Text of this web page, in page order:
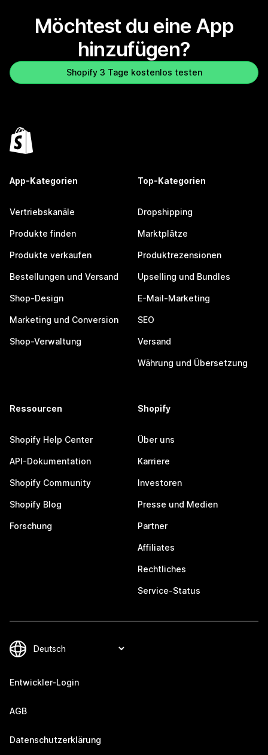
Möchtest du eine App
hinzufügen?
Shopify 3 Tage kostenlos testen
App-Kategorien
Vertriebskanäle
Produkte finden
Produkte verkaufen
Bestellungen und Versand
Shop-Design
Marketing und Conversion
Shop-Verwaltung
Top-Kategorien
Dropshipping
Marktplätze
Produktrezensionen
Upselling und Bundles
E-Mail-Marketing
SEO
Versand
Währung und Übersetzung
Ressourcen
Shopify Help Center
API-Dokumentation
Shopify Community
Shopify Blog
Forschung
Shopify
Über uns
Karriere
Investoren
Presse und Medien
Partner
Affiliates
Rechtliches
Service-Status
Entwickler-Login
AGB
Datenschutzerklärung